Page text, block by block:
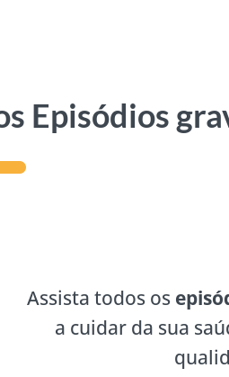
Episódios
Assista todos os
a cuidar da sua